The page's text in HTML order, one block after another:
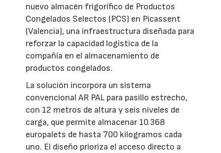
nuevo almacén frigorífico de Productos
Congelados Selectos (PCS) en Picassent
(Valencia), una infraestructura diseñada para
reforzar la capacidad logística de la
compañía en el almacenamiento de
productos congelados.
La solución incorpora un sistema
convencional AR PAL para pasillo estrecho,
con 12 metros de altura y seis niveles de
carga, que permite almacenar 10.368
europalets de hasta 700 kilogramos cada
uno. El diseño prioriza el acceso directo a